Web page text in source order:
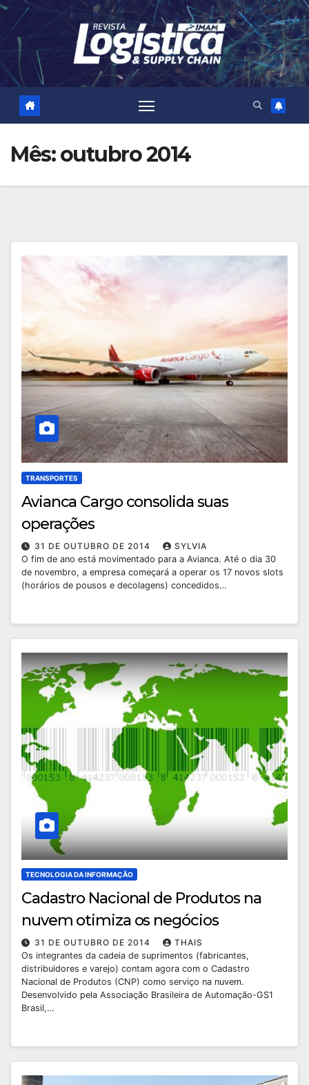
Skip
content
Mês:outubro 2014
TRANSPORTES
Avianca Cargo consolida suas
operações
31 DE OUTUBRO DE 2014
SYLVIA
O fim de ano está movimentado para a Avianca. Até o dia 30
de novembro, a empresa começará a operar os 17 novos slots
(horários de pousos e decolagens) concedidos…
TECNOLOGIA DA INFORMAÇÃO
Cadastro Nacional de Produtos na
nuvem otimiza os negócios
31 DE OUTUBRO DE 2014
THAIS
Os integrantes da cadeia de suprimentos (fabricantes,
distribuidores e varejo) contam agora com o Cadastro
Nacional de Produtos (CNP) como serviço na nuvem.
Desenvolvido pela Associação Brasileira de Automação-GS1
Brasil,…